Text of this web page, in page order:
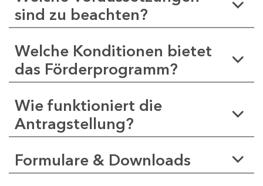
sind zu beachten?
Welche Konditionen bietet
das Förderprogramm?
Wie funktioniert die
Antragstellung?
Formulare & Downloads